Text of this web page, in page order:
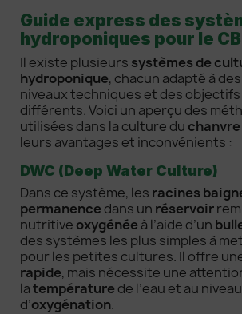
Guide express des
hydroponiques pour le
Il existe plusieurs systèmes de
hydroponique, chacun adapté à
niveaux techniques et des
différents. Voici un aperçu des
utilisées dans la culture du chanvre
leurs avantages et inconvénients :
DWC (Deep Water Culture)
Dans ce système, les racines
permanence dans un réservoir
nutritive oxygénée à l’aide d’un
des systèmes les plus simples à
pour les petites cultures. Il offre
rapide, mais nécessite une
latempérature de l’eau et au niveau
d’oxygénation.